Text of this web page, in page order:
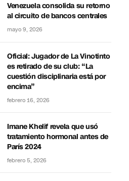
Venezuela consolida su retorno
al circuito de bancos centrales
mayo 9, 2026
Oficial: Jugador de La Vinotinto
es retirado de su club: “La
cuestión disciplinaria está por
encima”
febrero 16, 2026
Imane Khelif revela que usó
tratamiento hormonal antes de
París 2024
febrero 5, 2026